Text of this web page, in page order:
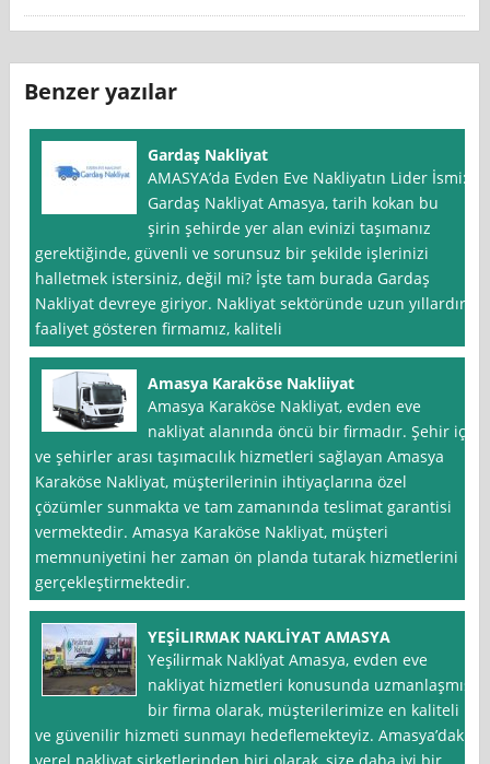
Benzer yazılar
Gardaş Nakliyat
AMASYA’da Evden Eve Nakliyatın Lider İsmi:
Gardaş Nakliyat Amasya, tarih kokan bu
şirin şehirde yer alan evinizi taşımanız
gerektiğinde, güvenli ve sorunsuz bir şekilde işlerinizi
halletmek istersiniz, değil mi? İşte tam burada Gardaş
Nakliyat devreye giriyor. Nakliyat sektöründe uzun yıllardır
faaliyet gösteren firmamız, kaliteli
Amasya Karaköse Nakliiyat
Amasya Karaköse Nakliyat, evden eve
nakliyat alanında öncü bir firmadır. Şehir içi
ve şehirler arası taşımacılık hizmetleri sağlayan Amasya
Karaköse Nakliyat, müşterilerinin ihtiyaçlarına özel
çözümler sunmakta ve tam zamanında teslimat garantisi
vermektedir. Amasya Karaköse Nakliyat, müşteri
memnuniyetini her zaman ön planda tutarak hizmetlerini
gerçekleştirmektedir.
YEŞİLIRMAK NAKLİYAT AMASYA
Yeşi̇lirmak Nakli̇yat Amasya, evden eve
nakliyat hizmetleri konusunda uzmanlaşmış
bir firma olarak, müşterilerimize en kaliteli
ve güvenilir hizmeti sunmayı hedeflemekteyiz. Amasya’daki